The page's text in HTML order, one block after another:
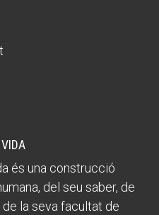
és una construcció
del seu saber, de
la seva facultat de